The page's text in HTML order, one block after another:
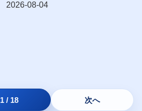
2026-08-04
1 / 18 次へ